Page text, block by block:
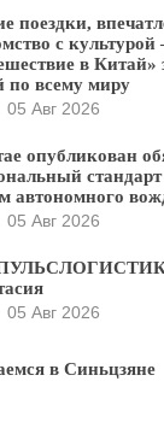
поездки,
с
в Китай»
по всему миру
05 Авг 2026
опубликован
стандарт
автономного
05 Авг 2026
05 Авг 2026
в Синьцзяне